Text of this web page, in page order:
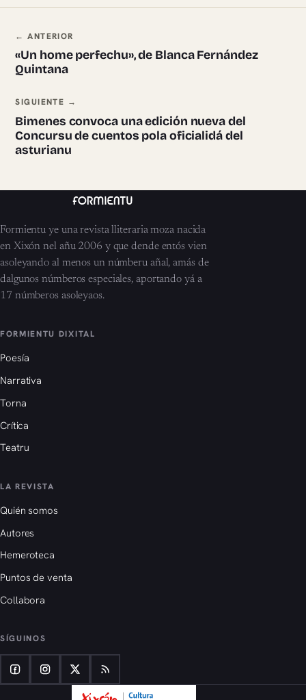
Navegación ente pieces
← ANTERIOR
«Un home perfechu», de Blanca Fernández
Quintana
SIGUIENTE →
Bimenes convoca una edición nueva del
Concursu de cuentos pola oficialidá del
asturianu
Formientu ye una revista lliteraria moza nacida
en Xixón nel añu 2006 y que dende entós vien
asoleyando al menos un númberu añal, amás de
dalgunos númberos especiales, aportando yá a
17 númberos asoleyaos.
FORMIENTU DIXITAL
Poesía
Narrativa
Torna
Crítica
Teatru
LA REVISTA
Quién somos
Autores
Hemeroteca
Puntos de venta
Collabora
SÍGUINOS